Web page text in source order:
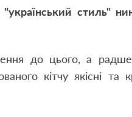
стиль"
до цього, а радше
кітчу якісні